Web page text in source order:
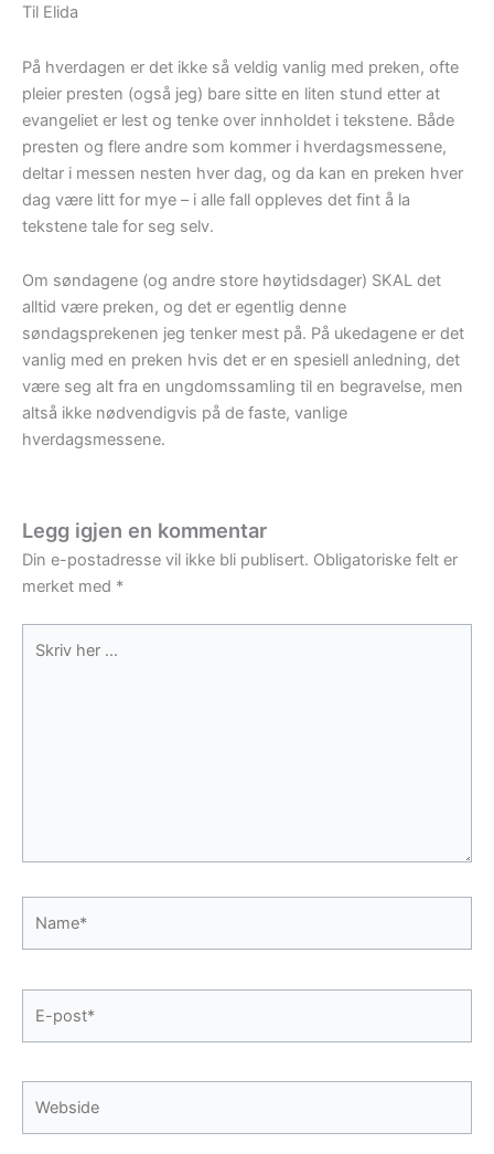
Til Elida
På hverdagen er det ikke så veldig vanlig med preken, ofte
pleier presten (også jeg) bare sitte en liten stund etter at
evangeliet er lest og tenke over innholdet i tekstene. Både
presten og flere andre som kommer i hverdagsmessene,
deltar i messen nesten hver dag, og da kan en preken hver
dag være litt for mye – i alle fall oppleves det fint å la
tekstene tale for seg selv.
Om søndagene (og andre store høytidsdager) SKAL det
alltid være preken, og det er egentlig denne
søndagsprekenen jeg tenker mest på. På ukedagene er det
vanlig med en preken hvis det er en spesiell anledning, det
være seg alt fra en ungdomssamling til en begravelse, men
altså ikke nødvendigvis på de faste, vanlige
hverdagsmessene.
Legg igjen en kommentar
Din e-postadresse vil ikke bli publisert. Obligatoriske felt er
merket med *
her
post*